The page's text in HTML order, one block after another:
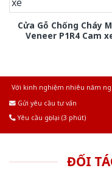
Cửa Gỗ Chống Cháy
Veneer P1R4 Cam
Với kinh nghiệm nhiêu năm
Gửi yêu cầu tư vấn
Yêu cầu gọi lại (3 phút)
ĐỐI